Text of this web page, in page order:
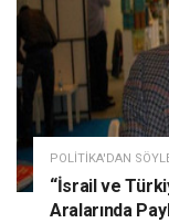
POLITIKA'DAN
“İsrail ve
Aralarında